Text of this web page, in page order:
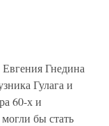
Гнедина
Гулага и
60-х и
бы стать